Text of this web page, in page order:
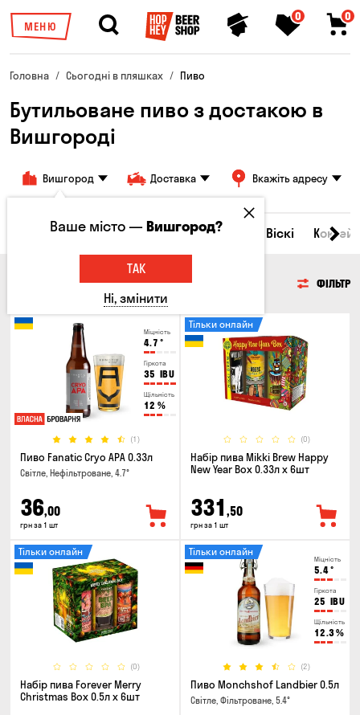
МЕНЮ
0 0
Головна Сьогодні в пляшках Пиво
Бутильоване пиво з достакою в
Вишгороді
Вишгород Доставка Вкажіть адресу
Всі товари Пиво Сидр Вино Віскі
ФІЛЬТР
Міцність
4.7 °
Гіркота
35 IBU
Щільність
12 %
(1)
Пиво Fanatic Cryo APA 0.33л
Світле, Нефільтроване, 4.7°
36,00
грн за 1 шт
(0)
Тільки онлайн
Набір пива Mikki Brew Happy
New Year Box 0.33л x 6шт
331 ,50
грн за 1 шт
(0)
Тільки онлайн
Набір пива Forever Merry
Christmas Box 0.5л x 6шт
Міцність
5.4°
Гіркота
25 IBU
Щільність
12.3%
(2)
Тільки онлайн
Пиво Monchshof Landbier 0.5л
Світле, Фільтроване, 5.4°
Ваше місто —Вишгород?
ТАК
Ні, змінити